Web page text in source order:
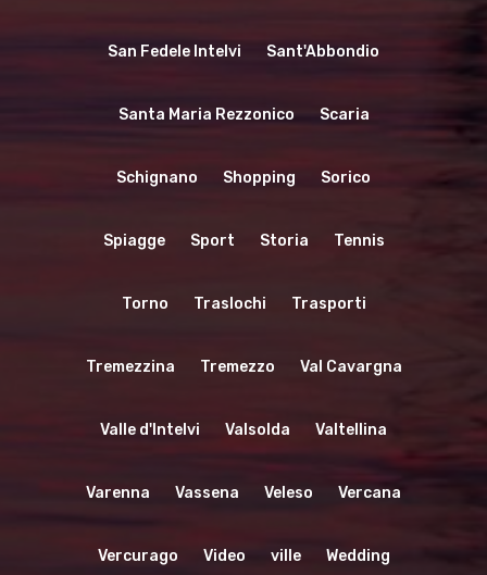
San Fedele Intelvi Sant'Abbondio
Santa Maria Rezzonico Scaria
Schignano Shopping Sorico
Spiagge Sport Storia Tennis
Torno Traslochi Trasporti
Tremezzina Tremezzo Val Cavargna
Valle d'Intelvi Valsolda Valtellina
Varenna Vassena Veleso Vercana
Vercurago Video ville Wedding